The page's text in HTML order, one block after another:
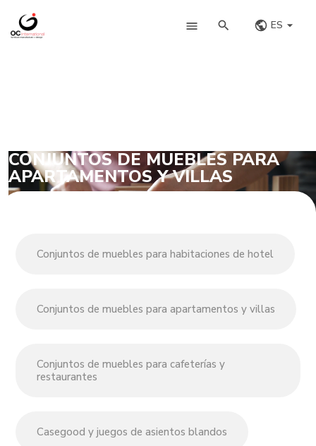
ES
CONJUNTOS DE MUEBLES PARA
APARTAMENTOS Y VILLAS
Conjuntos de muebles para habitaciones de hotel
Conjuntos de muebles para apartamentos y villas
Conjuntos de muebles para cafeterías y
restaurantes
Casegood y juegos de asientos blandos